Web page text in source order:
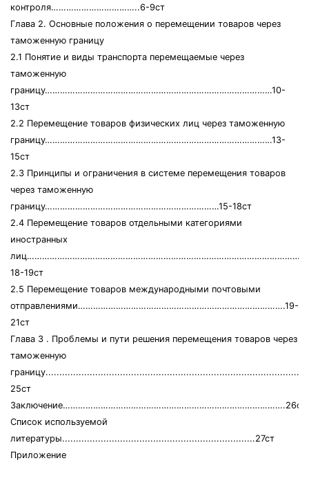
контроля……………………………..6-9ст
Глава 2. Основные положения о перемещении товаров через
таможенную границу
2.1 Понятие и виды транспорта перемещаемые через
таможенную
границу………………………………………………………………………………10-
13ст
2.2 Перемещение товаров физических лиц через таможенную
границу………………………………………………………………………………13-
15ст
2.3 Принципы и ограничения в системе перемещения товаров
через таможенную
границу……………………………………………………………15-18ст
2.4 Перемещение товаров отдельными категориями
иностранных
18-19ст
2.5 Перемещение товаров международными почтовыми
отправлениями……………………………………………………………………….19-
21ст
Глава 3 . Проблемы и пути решения перемещения товаров через
таможенную
25ст
Заключение…………………………………………………………………………….26ст
Список используемой
литературы......................................................................27ст
Приложение